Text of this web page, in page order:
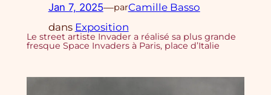
Jan 7, 2025—parCamille Basso
dans Exposition
Le street artiste Invader a réalisé sa plus grande
fresque Space Invaders à Paris, place d’Italie